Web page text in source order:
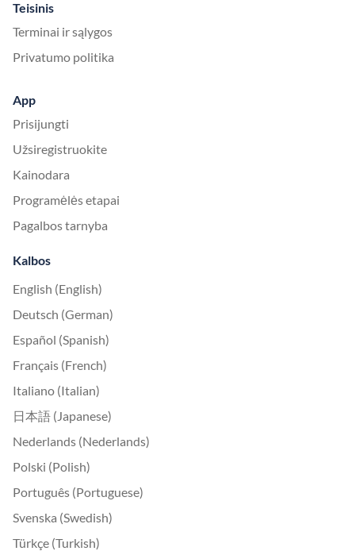
Teisinis
Terminai ir sąlygos
Privatumo politika
App
Prisijungti
Užsiregistruokite
Kainodara
Programėlės etapai
Pagalbos tarnyba
Kalbos
English (English)
Deutsch (German)
Español (Spanish)
Français (French)
Italiano (Italian)
日本語 (Japanese)
Nederlands (Nederlands)
Polski (Polish)
Português (Portuguese)
Svenska (Swedish)
Türkçe (Turkish)